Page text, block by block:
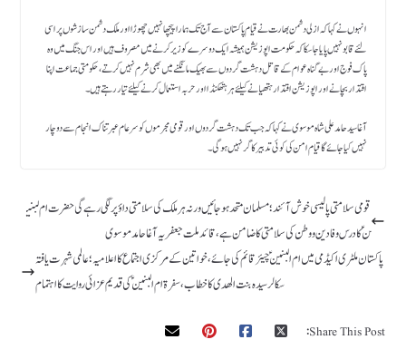
انہوں نے کہا کہ ازلی دشمن بھارت نے قیام پاکستان سے آج تک ہمارا پیچھا نہیں چھوڑا اور ملک دشمن سازشوں پر اسی
لئے قابو نہیں پایا جا سکا کہ حکومت اپوزیشن ہمیشہ ایک دوسرے کو زیر کرنے میں مصروف ہیں اور اس جنگ میں وہ
پاک فوج اور بے گناہ عوام کے قاتل دہشت گردوں سے بھیک مانگنے میں بھی شرم نہیں کرتے، حکومتی جماعت اپنا
اقتدار بچانے اور اپوزیشن اقتدار ہتھیانے کیلئے ہر ہتھکنڈا اور حربہ استعمال کرنے کیلئے تیار رہتے ہیں۔
آغا سید حامد علی شاہ موسوی نے کہا کہ جب تک دہشت گردوں اور قومی مجرموں کو سرعام عبرتناک انجام سے دوچار
نہیں کیا جائے گاقیام امن کی کوئی تدبیر کاگر نہیں ہو گی۔
قومی سلامتی پالیسی خوش آئند؛ مسلمان متحد ہو جائیں ورنہ ہر ملک کی سلامتی داؤ پر لگی رہے گی حضرت ام لبنی
ن ؑ کا درس وفا دین ووطن کی سلامتی کا ضامن ہے، قائد ملت جعفریہ آغا حامد موسوی
پاکستان ملٹری اکیڈمی میں ام البنین ؑچیئر قائم کی جائے،خواتین کے مرکزی اجتماع کا اعلامیہ؛ عالمی شہرت یافتہ
سکالر سیدہ بنت الھدی کا خطاب، سفرۃ ام البنین ؑ کی قدیم عزائی روایت کا اہتمام
Share This Post: